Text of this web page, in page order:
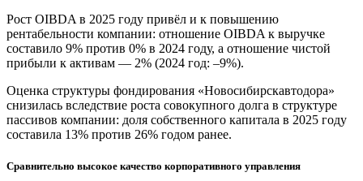
Рост OIBDA в 2025 году привёл и к повышению
рентабельности компании: отношение OIBDA к выручке
составило 9% против 0% в 2024 году, а отношение чистой
прибыли к активам — 2% (2024 год: –9%).
Оценка структуры фондирования «Новосибирскавтодора»
снизилась вследствие роста совокупного долга в структуре
пассивов компании: доля собственного капитала в 2025 году
составила 13% против 26% годом ранее.
Сравнительно высокое качество корпоративного управления